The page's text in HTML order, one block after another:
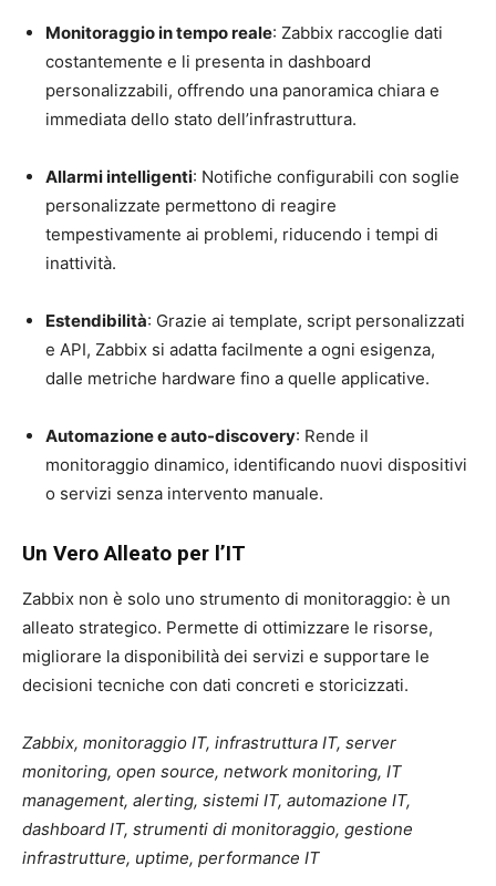
Monitoraggio in tempo reale: Zabbix raccoglie dati
costantemente e li presenta in dashboard
personalizzabili, offrendo una panoramica chiara e
immediata dello stato dell’infrastruttura.
Allarmi intelligenti: Notifiche configurabili con soglie
personalizzate permettono di reagire
tempestivamente ai problemi, riducendo i tempi di
inattività.
Estendibilità: Grazie ai template, script personalizzati
e API, Zabbix si adatta facilmente a ogni esigenza,
dalle metriche hardware fino a quelle applicative.
Automazione e auto-discovery: Rende il
monitoraggio dinamico, identificando nuovi dispositivi
o servizi senza intervento manuale.
Un Vero Alleato per l’IT
Zabbix non è solo uno strumento di monitoraggio: è un
alleato strategico. Permette di ottimizzare le risorse,
migliorare la disponibilità dei servizi e supportare le
decisioni tecniche con dati concreti e storicizzati.
Zabbix, monitoraggio IT, infrastruttura IT, server
monitoring, open source, network monitoring, IT
management, alerting, sistemi IT, automazione IT,
dashboard IT, strumenti di monitoraggio, gestione
infrastrutture, uptime, performance IT